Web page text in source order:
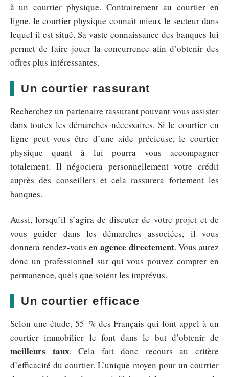
à un courtier physique. Contrairement au courtier en
ligne, le courtier physique connaît mieux le secteur dans
lequel il est situé. Sa vaste connaissance des banques lui
permet de faire jouer la concurrence afin d’obtenir des
offres plus intéressantes.
Un courtier rassurant
Recherchez un partenaire rassurant pouvant vous assister
dans toutes les démarches nécessaires. Si le courtier en
ligne peut vous être d’une aide précieuse, le courtier
physique quant à lui pourra vous accompagner
totalement. Il négociera personnellement votre crédit
auprès des conseillers et cela rassurera fortement les
banques.
Aussi, lorsqu’il s’agira de discuter de votre projet et de
vous guider dans les démarches associées, il vous
donnera rendez-vous en agence directement. Vous aurez
donc un professionnel sur qui vous pouvez compter en
permanence, quels que soient les imprévus.
Un courtier efficace
Selon une étude, 55 % des Français qui font appel à un
courtier immobilier le font dans le but d’obtenir de
meilleurs taux. Cela fait donc recours au critère
d’efficacité du courtier. L’unique moyen pour un courtier